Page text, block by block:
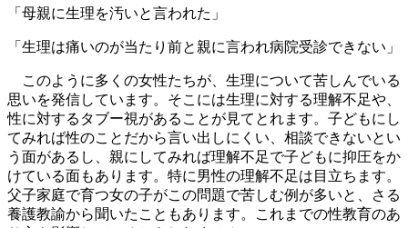
「母親に生理を汚いと言われた」
「生理は痛いのが当たり前と親に言われ病院受診できない」
このように多くの女性たちが、生理について苦しんでいる
思いを発信しています。そこには生理に対する理解不足や、
性に対するタブー視があることが見てとれます。子どもにし
てみれば性のことだから言い出しにくい、相談できないとい
う面があるし、親にしてみれば理解不足で子どもに抑圧をか
けている面もあります。特に男性の理解不足は目立ちます。
父子家庭で育つ女の子がこの問題で苦しむ例が多いと、さる
養護教諭から聞いたこともあります。これまでの性教育のあ